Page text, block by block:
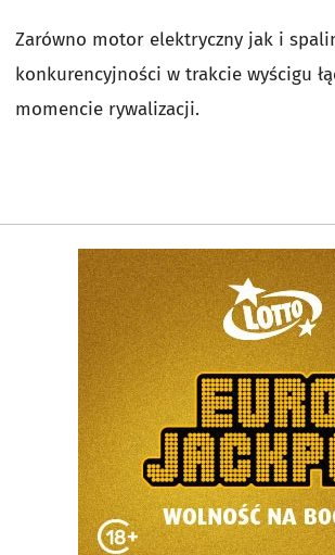
Zarówno motor elektryczny jak i
konkurencyjności w trakcie wyścigu
momencie rywalizacji.